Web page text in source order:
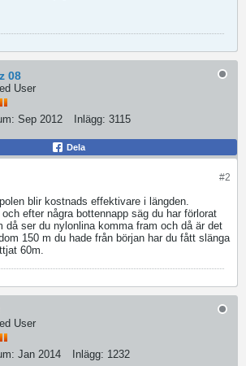
08
User
Sep 2012 Inlägg: 3115
Dela
#2
blir kostnads effektivare i längden.
efter några bottennapp säg du har förlorat
då ser du nylonlina komma fram och då är det
150 m du hade från början har du fått slänga
60m.
User
Jan 2014 Inlägg: 1232